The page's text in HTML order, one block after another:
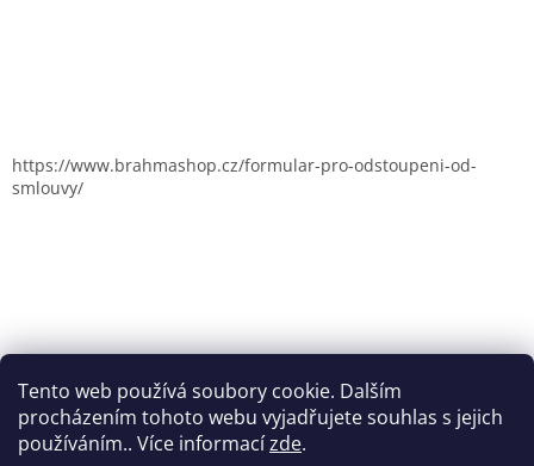
Tento web používá soubory cookie. Dalším
procházením tohoto webu vyjadřujete souhlas s jejich
používáním.. Více informacízde.
https://www.brahmashop.cz/formular-pro-odstoupeni-od-
smlouvy/